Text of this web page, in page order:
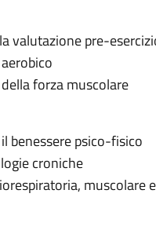
valutazione pre-
forza muscolare
benessere psico-fisico
croniche
muscolare